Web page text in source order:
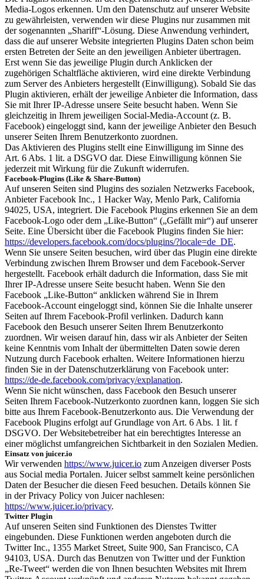
Media-Logos erkennen. Um den Datenschutz auf unserer Website
zu gewährleisten, verwenden wir diese Plugins nur zusammen mit
der sogenannten „Shariff“-Lösung. Diese Anwendung verhindert,
dass die auf unserer Website integrierten Plugins Daten schon beim
ersten Betreten der Seite an den jeweiligen Anbieter übertragen.
Erst wenn Sie das jeweilige Plugin durch Anklicken der
zugehörigen Schaltfläche aktivieren, wird eine direkte Verbindung
zum Server des Anbieters hergestellt (Einwilligung). Sobald Sie das
Plugin aktivieren, erhält der jeweilige Anbieter die Information, dass
Sie mit Ihrer IP-Adresse unsere Seite besucht haben. Wenn Sie
gleichzeitig in Ihrem jeweiligen Social-Media-Account (z. B.
Facebook) eingeloggt sind, kann der jeweilige Anbieter den Besuch
unserer Seiten Ihrem Benutzerkonto zuordnen.
Das Aktivieren des Plugins stellt eine Einwilligung im Sinne des
Art. 6 Abs. 1 lit. a DSGVO dar. Diese Einwilligung können Sie
jederzeit mit Wirkung für die Zukunft widerrufen.
Facebook-Plugins (Like & Share-Button)
Auf unseren Seiten sind Plugins des sozialen Netzwerks Facebook,
Anbieter Facebook Inc., 1 Hacker Way, Menlo Park, California
94025, USA, integriert. Die Facebook Plugins erkennen Sie an dem
Facebook-Logo oder dem „Like-Button“ („Gefällt mir“) auf unserer
Seite. Eine Übersicht über die Facebook Plugins finden Sie hier:
https://developers.facebook.com/docs/plugins/?locale=de_DE.
Wenn Sie unsere Seiten besuchen, wird über das Plugin eine direkte
Verbindung zwischen Ihrem Browser und dem Facebook-Server
hergestellt. Facebook erhält dadurch die Information, dass Sie mit
Ihrer IP-Adresse unsere Seite besucht haben. Wenn Sie den
Facebook „Like-Button“ anklicken während Sie in Ihrem
Facebook-Account eingeloggt sind, können Sie die Inhalte unserer
Seiten auf Ihrem Facebook-Profil verlinken. Dadurch kann
Facebook den Besuch unserer Seiten Ihrem Benutzerkonto
zuordnen. Wir weisen darauf hin, dass wir als Anbieter der Seiten
keine Kenntnis vom Inhalt der übermittelten Daten sowie deren
Nutzung durch Facebook erhalten. Weitere Informationen hierzu
finden Sie in der Datenschutzerklärung von Facebook unter:
https://de-de.facebook.com/privacy/explanation.
Wenn Sie nicht wünschen, dass Facebook den Besuch unserer
Seiten Ihrem Facebook-Nutzerkonto zuordnen kann, loggen Sie sich
bitte aus Ihrem Facebook-Benutzerkonto aus. Die Verwendung der
Facebook Plugins erfolgt auf Grundlage von Art. 6 Abs. 1 lit. f
DSGVO. Der Websitebetreiber hat ein berechtigtes Interesse an
einer möglichst umfangreichen Sichtbarkeit in den Sozialen Medien.
Einsatz von juicer.io
Wir verwenden https://www.juicer.io zum Anzeigen diverser Posts
aus Social media Portalen. Juicer selbst sammelt keine persönlichen
Daten der Besucher die diesen Feed besuchen. Details können Sie
in der Privacy Policy von Juicer nachlesen:
https://www.juicer.io/privacy.
Twitter Plugin
Auf unseren Seiten sind Funktionen des Dienstes Twitter
eingebunden. Diese Funktionen werden angeboten durch die
Twitter Inc., 1355 Market Street, Suite 900, San Francisco, CA
94103, USA. Durch das Benutzen von Twitter und der Funktion
„Re-Tweet“ werden die von Ihnen besuchten Websites mit Ihrem